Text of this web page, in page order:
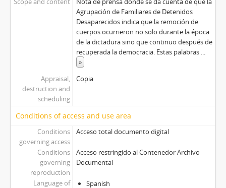
Agrupación de Familiares de Detenidos
Desaparecidos indica que la remoción de
cuerpos ocurrieron no solo durante la época
de la dictadura sino que continuo después de
recuperada la democracia. Estas palabras ...
»
Appraisal,
destruction and
scheduling
Copia
Conditions of access and use area
Conditions
governing access
Acceso total documento digital
Conditions
governing
reproduction
Acceso restringido al Contenedor Archivo
Documental
Language of
Spanish